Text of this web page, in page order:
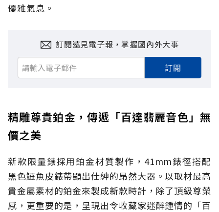
優雅氣息。
訂閱遠見電子報，掌握國內外大事
訂閱
精雕尊貴鉑金，傳遞「百達翡麗音色」無
價之美
新款限量錶採用鉑金材質製作，41mm錶徑搭配
黑色鱷魚皮錶帶顯出仕紳的昂然大器。以取材最高
貴金屬素材的鉑金來製成新款時計，除了頂級尊榮
感，更重要的是，呈現出令收藏家迷醉鍾情的「百